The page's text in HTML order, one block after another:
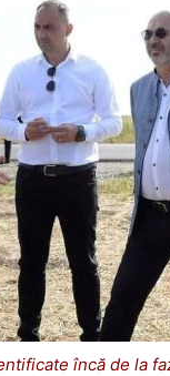
încă de la